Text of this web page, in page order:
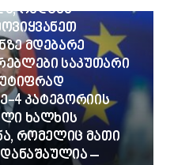
რადგან
მდებარე
საკუთარი
უტიფრად
4 კატეგორიის
ხალხის
რომელიც მათი
–